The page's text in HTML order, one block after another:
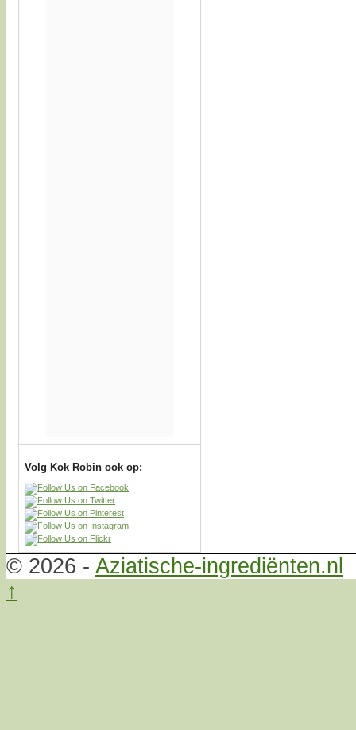
Volg Kok Robin ook op:
© 2026 - Aziatische-ingrediënten.nl
↑